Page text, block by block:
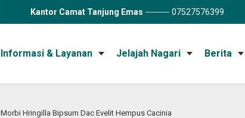
Kantor Camat Tanjung Emas 07527576399
Informasi & Layanan Jelajah Nagari Berita
Morbi Hringilla Bipsum Dac Evelit Hempus Cacinia